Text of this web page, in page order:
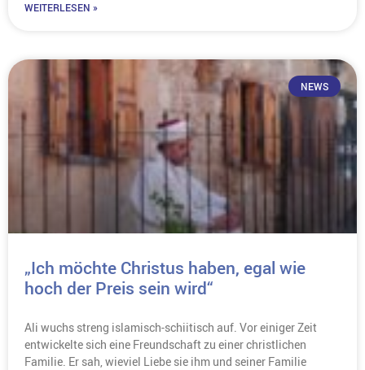
WEITERLESEN »
NEWS
„Ich möchte Christus haben, egal wie
hoch der Preis sein wird“
Ali wuchs streng islamisch-schiitisch auf. Vor einiger Zeit
entwickelte sich eine Freundschaft zu einer christlichen
Familie. Er sah, wieviel Liebe sie ihm und seiner Familie